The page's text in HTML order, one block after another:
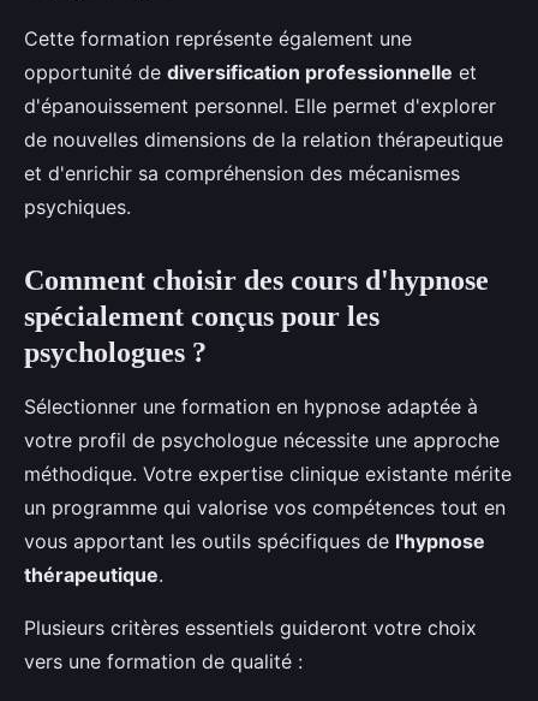
Cette formation représente également une
opportunité de diversification professionnelle et
d'épanouissement personnel. Elle permet d'explorer
de nouvelles dimensions de la relation thérapeutique
et d'enrichir sa compréhension des mécanismes
psychiques.
Comment choisir des cours d'hypnose
spécialement conçus pour les
psychologues ?
Sélectionner une formation en hypnose adaptée à
votre profil de psychologue nécessite une approche
méthodique. Votre expertise clinique existante mérite
un programme qui valorise vos compétences tout en
vous apportant les outils spécifiques de l'hypnose
thérapeutique.
Plusieurs critères essentiels guideront votre choix
vers une formation de qualité :